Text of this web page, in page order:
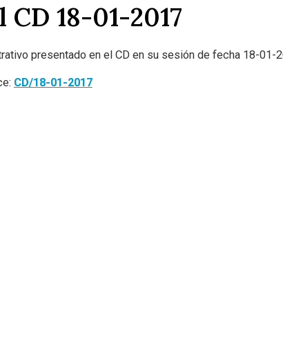
18-01-2017
presentado en el CD en su sesión de fecha 18-01-
CD/18-01-2017